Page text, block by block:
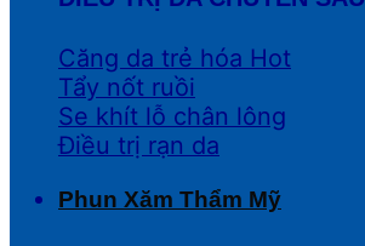
Căng da trẻ hóa
Tẩy nốt ruồi
Se khít lỗ chân lông
Điều trị rạn da
Phun Xăm Thẩm Mỹ